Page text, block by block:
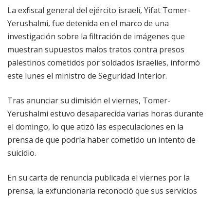
La exfiscal general del ejército israelí, Yifat Tomer-
Yerushalmi, fue detenida en el marco de una
investigación sobre la filtración de imágenes que
muestran supuestos malos tratos contra presos
palestinos cometidos por soldados israelíes, informó
este lunes el ministro de Seguridad Interior.
Tras anunciar su dimisión el viernes, Tomer-
Yerushalmi estuvo desaparecida varias horas durante
el domingo, lo que atizó las especulaciones en la
prensa de que podría haber cometido un intento de
suicidio.
En su carta de renuncia publicada el viernes por la
prensa, la exfuncionaria reconoció que sus servicios